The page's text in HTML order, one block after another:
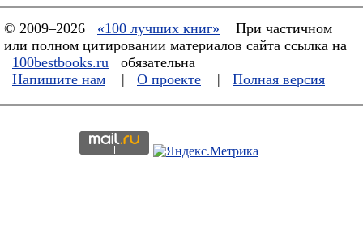
© 2009–2026 «100 лучших книг»
При частичном
или полном цитировании материалов сайта ссылка на
100bestbooks.ru
обязательна
Напишите нам
| О проекте | Полная версия